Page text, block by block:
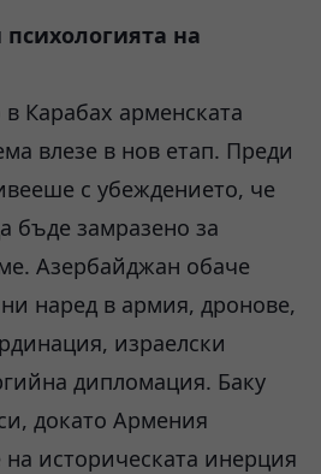
на
Карабах арменската
влезе в нов етап. Преди
с убеждението, че
бъде замразено за
Азербайджан обаче
наред в армия, дронове,
израелски
дипломация. Баку
докато Армения
историческата инерция